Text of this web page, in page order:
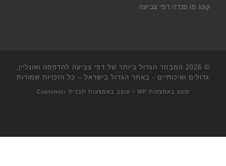
קונג פו פנדה דפי צביעה
© 2026
המבחר הגדול ביותר של דפי צביעה להדפסה ואונליין,
גדולים ואיכותיים - באתר הגדול בישראל – כל הזכויות שמורות
מונע באמצעות WP – עוצב באמצעות תבנית Customizr